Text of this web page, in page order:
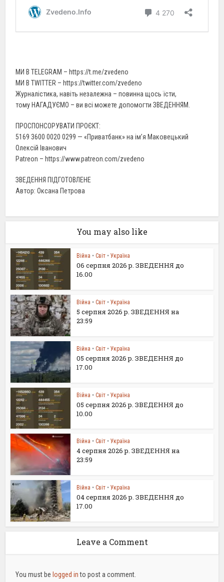
МИ В TELEGRAM – https://t.me/zvedeno
МИ В TWITTER – https://twitter.com/zvedeno
Журналістика, навіть незалежна – повинна щось їсти,
тому НАГАДУЄМО – ви всі можете допомогти ЗВЕДЕННЯМ.
ПРОСПОНСОРУВАТИ ПРОЄКТ:
5169 3600 0020 0299 — «Приватбанк» на ім’я Маковецький
Олексій Іванович
Patreon – https://www.patreon.com/zvedeno
ЗВЕДЕННЯ ПІДГОТОВЛЕНЕ
Автор: Оксана Петрова
You may also like
Війна • Світ • Україна
06 серпня 2026 р. ЗВЕДЕННЯ до
16.00
Війна • Світ • Україна
5 серпня 2026 р. ЗВЕДЕННЯ на
23:59
Війна • Світ • Україна
05 серпня 2026 р. ЗВЕДЕННЯ до
17.00
Війна • Світ • Україна
05 серпня 2026 р. ЗВЕДЕННЯ до
10.00
Війна • Світ • Україна
4 серпня 2026 р. ЗВЕДЕННЯ на
23:59
Війна • Світ • Україна
04 серпня 2026 р. ЗВЕДЕННЯ до
17.00
Leave a Comment
You must be logged into post a comment.